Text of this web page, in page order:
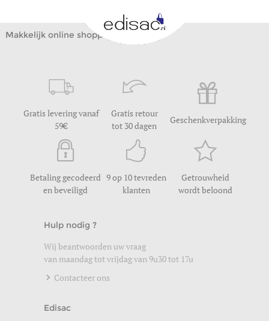
Makkelijk online shoppen
Gratis levering vanaf
59
Gratis retour
tot 30 dagen
Geschenkverpakking
Betaling gecodeerd
en beveiligd
9 op 10 tevreden
klanten
Getrouwheid
wordt beloond
Hulp nodig ?
Wij beantwoorden uw vraag
van maandag tot vrijdag van 9u30 tot 17u
Contacteer ons
Edisac